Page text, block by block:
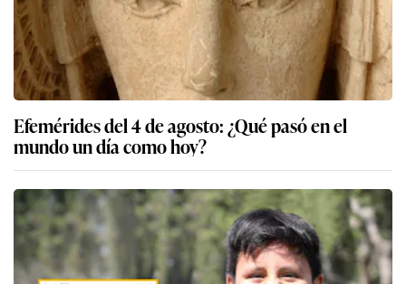
Efemérides del 4 de agosto: ¿Qué pasó en el
mundo un día como hoy?